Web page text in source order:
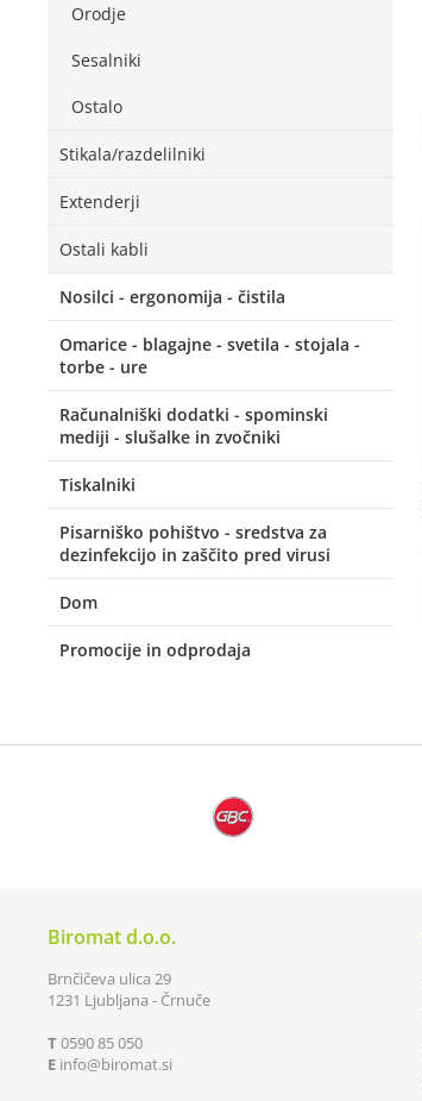
Orodje
Sesalniki
Ostalo
Stikala/razdelilniki
Extenderji
Ostali kabli
Nosilci - ergonomija - čistila
Omarice - blagajne - svetila - stojala -
torbe - ure
Računalniški dodatki - spominski
mediji - slušalke in zvočniki
Tiskalniki
Pisarniško pohištvo - sredstva za
dezinfekcijo in zaščito pred virusi
Dom
Promocije in odprodaja
Biromat d.o.o.
Brnčičeva ulica 29
1231 Ljubljana - Črnuče
T0590 85 050
E info biromat.si